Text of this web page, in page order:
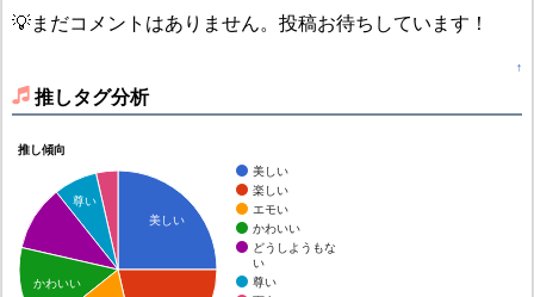
💡まだコメントはありません。投稿お待ちしています！
↑
推しタグ分析
推し傾向
美しい
楽しい
エモい
かわいい
どうしようもな
い
尊い
美しい
尊い
かわいい